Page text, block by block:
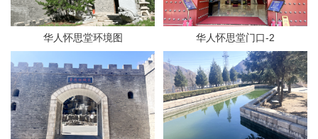
华人怀思堂环境图 华人怀思堂门口-2